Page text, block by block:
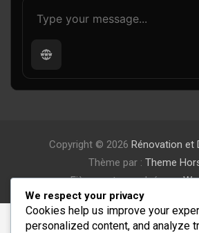
Copyright © 2026 Rénovation et
Thème par : Theme
Fièrement propulsé par :
We respect your privacy
Cookies help us improve your
personalized content, and analyze